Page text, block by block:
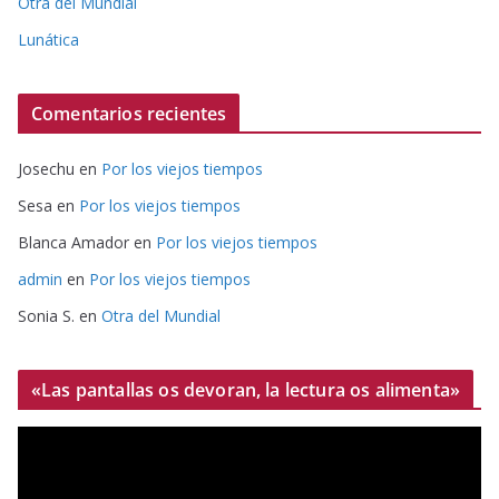
Lunática
Comentarios recientes
Josechu en Por los viejos tiempos
Sesa en Por los viejos tiempos
Blanca Amador en Por los viejos tiempos
admin en Por los viejos tiempos
Sonia S. en Otra del Mundial
«Las pantallas os devoran, la lectura os alimenta»